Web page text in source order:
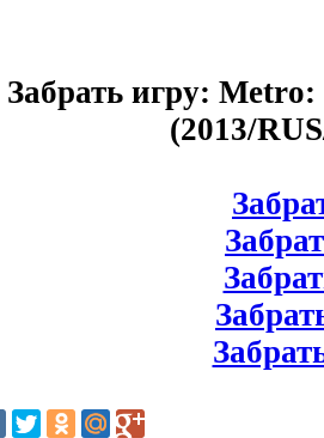
Забрать игру:
(2013/